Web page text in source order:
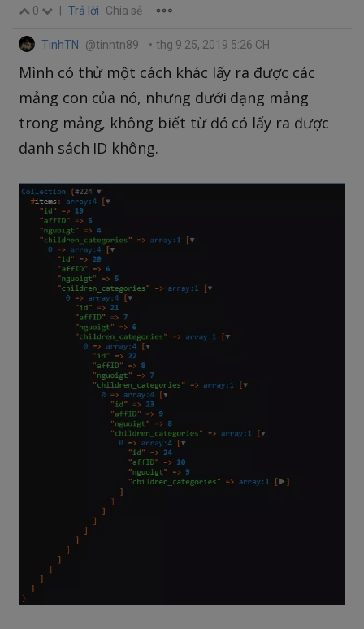
0 Trả lời Chia sẻ
TinhTN @tinhtn89 • thg 9 25, 2019 5:26 CH
Mình có thử một cách khác lấy ra được các
mảng con của nó, nhưng dưới dạng mảng
trong mảng, không biết từ đó có lấy ra được
danh sách ID không.